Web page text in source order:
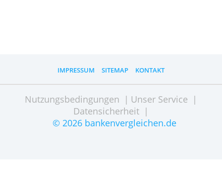
Website besuchen